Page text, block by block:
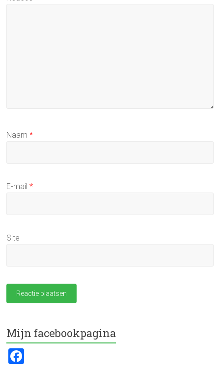
Naam*
E-mail*
Site
Mijn facebookpagina